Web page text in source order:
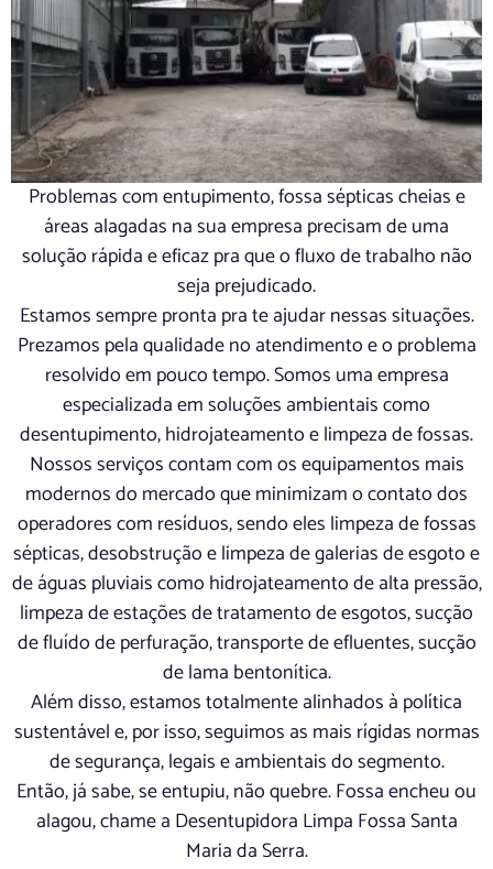
Problemas com entupimento, fossa sépticas cheias e
áreas alagadas na sua empresa precisam de uma
solução rápida e eficaz pra que o fluxo de trabalho não
seja prejudicado.
Estamos sempre pronta pra te ajudar nessas situações.
Prezamos pela qualidade no atendimento e o problema
resolvido em pouco tempo. Somos uma empresa
especializada em soluções ambientais como
desentupimento, hidrojateamento e limpeza de fossas.
Nossos serviços contam com os equipamentos mais
modernos do mercado que minimizam o contato dos
operadores com resíduos, sendo eles limpeza de fossas
sépticas, desobstrução e limpeza de galerias de esgoto e
de águas pluviais como hidrojateamento de alta pressão,
limpeza de estações de tratamento de esgotos, sucção
de fluído de perfuração, transporte de efluentes, sucção
de lama bentonítica.
Além disso, estamos totalmente alinhados à política
sustentável e, por isso, seguimos as mais rígidas normas
de segurança, legais e ambientais do segmento.
Então, já sabe, se entupiu, não quebre. Fossa encheu ou
alagou, chame a Desentupidora Limpa Fossa Santa
Maria da Serra.